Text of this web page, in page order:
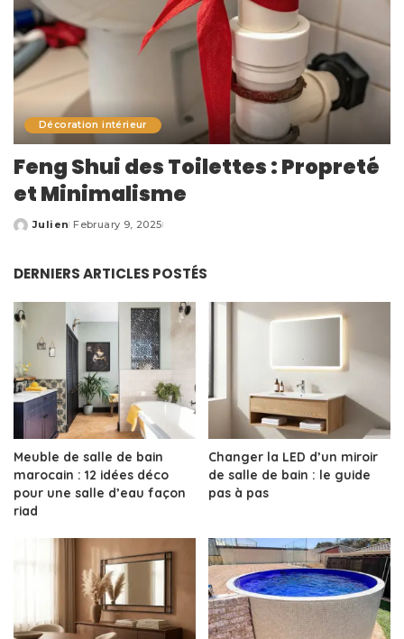
Décoration intérieur
Feng Shui des Toilettes : Propreté
et Minimalisme
Posted
Julien February 9, 2025
DERNIERS ARTICLES POSTÉS
Meuble de salle de bain
marocain : 12 idées déco
pour une salle d’eau façon
riad
Changer la LED d’un miroir
de salle de bain : le guide
pas à pas